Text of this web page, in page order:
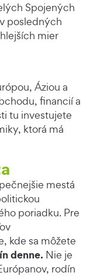
Spojených
posledných
mier
Áziou a
financií a
tu investujete
ktorá má
mestá
poriadku. Pre
kde sa môžete
denne. Nie je
rodín